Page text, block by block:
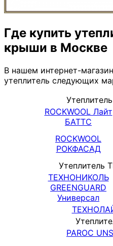
Где купить
крыши в Москве
В нашем интернет-
утеплитель следующих
ROCKWOOL Лайт
БАТТС
ROCKWOOL
РОКФАСАД
Утеплитель
ТЕХНОНИКОЛЬ
GREENGUARD
Универсал
PAROC